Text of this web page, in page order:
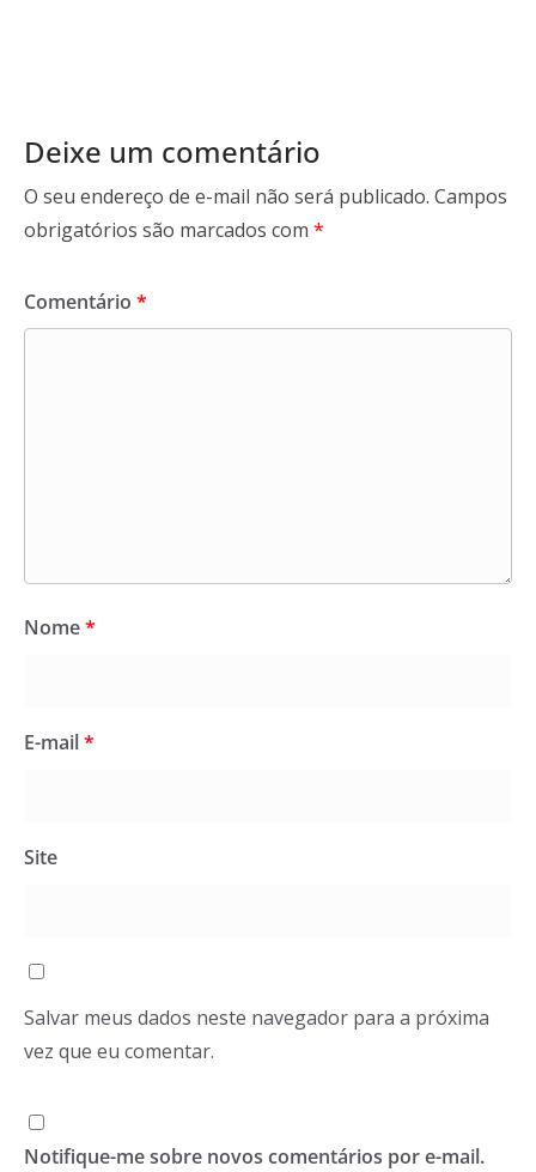
Deixe um comentário
O seu endereço de e-mail não será publicado. Campos
obrigatórios são marcados com *
Comentário *
Nome*
E-mail*
Site
Salvar meus dados neste navegador para a próxima
vez que eu comentar.
Notifique-me sobre novos comentários por e-mail.